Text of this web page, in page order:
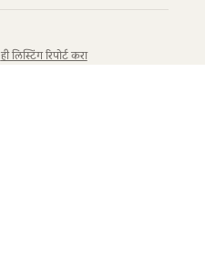
ही लिस्टिंग रिपोर्ट करा